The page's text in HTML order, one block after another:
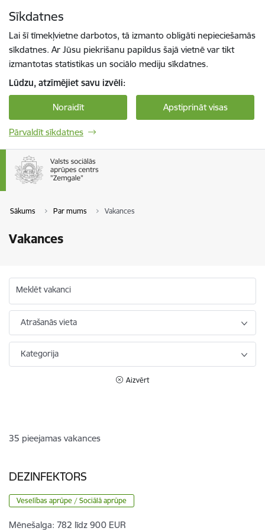
Sīkdatnes
Lai šī tīmekļvietne darbotos, tā izmanto obligāti nepieciešamās
sīkdatnes. Ar Jūsu piekrišanu papildus šajā vietnē var tikt
izmantotas statistikas un sociālo mediju sīkdatnes.
Lūdzu, atzīmējiet savu izvēli:
Noraidīt Apstiprināt visas
Pārvaldīt sīkdatnes
Sākums Par mums Vakances
Vakances
Meklēt vakanci
Atrašanās vieta
Kategorija
Aizvērt
35 pieejamas vakances
DEZINFEKTORS
Veselības aprūpe / Sociālā aprūpe
Mēnešalga: 782 līdz 900 EUR